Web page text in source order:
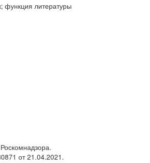
функция литературы
от 21.04.2021.